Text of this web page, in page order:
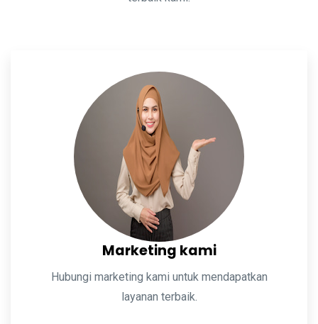
Marketing kami
Hubungi marketing kami untuk mendapatkan
layanan terbaik.